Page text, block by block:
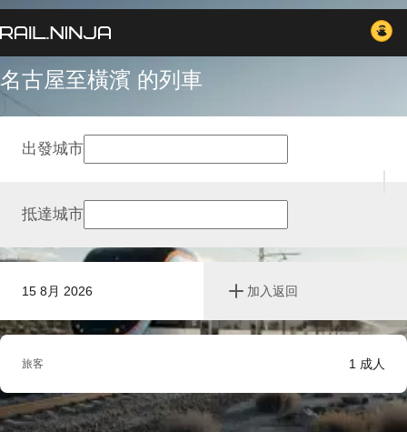
名古屋至橫濱 的列車
15 8月 2026 加入返回
出發城市
抵達城市
旅客 1 成人